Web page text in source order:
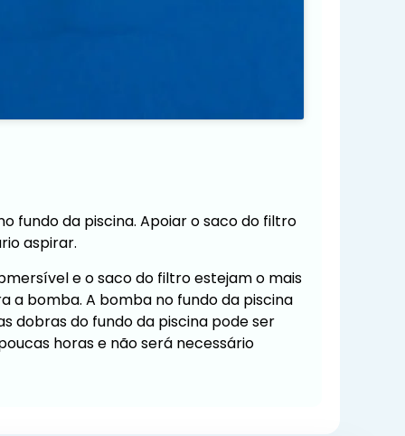
fundo da piscina. Apoiar o saco do filtro
aspirar.
e o saco do filtro estejam o mais
a bomba. A bomba no fundo da piscina
dobras do fundo da piscina pode ser
horas e não será necessário